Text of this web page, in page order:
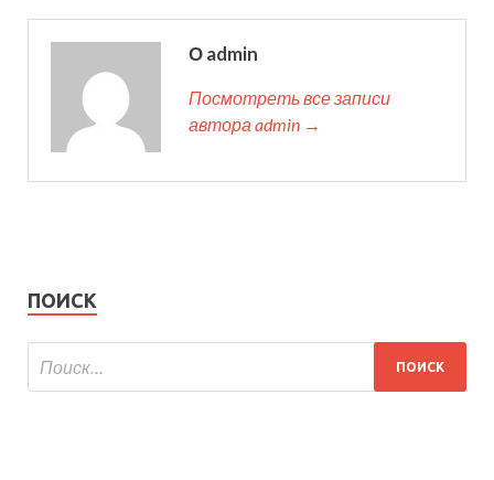
О admin
Посмотреть все записи
автора admin →
ПОИСК